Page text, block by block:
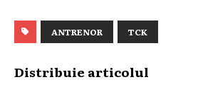
ANTRENOR TCK
Distribuie articolul